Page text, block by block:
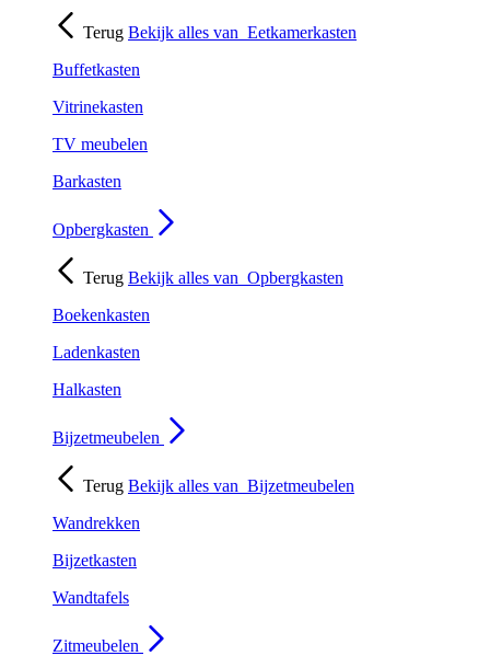
Terug Bekijk alles van Eetkamerkasten
Buffetkasten
Vitrinekasten
TV meubelen
Barkasten
Opbergkasten
Terug Bekijk alles van Opbergkasten
Boekenkasten
Ladenkasten
Halkasten
Bijzetmeubelen
Terug Bekijk alles van Bijzetmeubelen
Wandrekken
Bijzetkasten
Wandtafels
Zitmeubelen